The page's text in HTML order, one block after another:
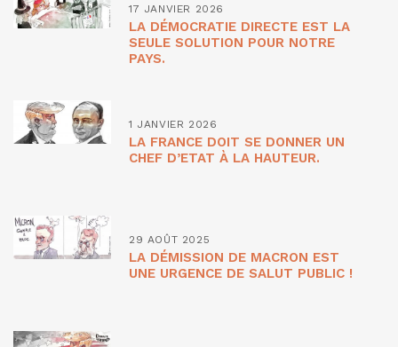
17 JANVIER 2026
LA DÉMOCRATIE DIRECTE EST LA
SEULE SOLUTION POUR NOTRE
PAYS.
1 JANVIER 2026
LA FRANCE DOIT SE DONNER UN
CHEF D’ETAT À LA HAUTEUR.
29 AOÛT 2025
LA DÉMISSION DE MACRON EST
UNE URGENCE DE SALUT PUBLIC !